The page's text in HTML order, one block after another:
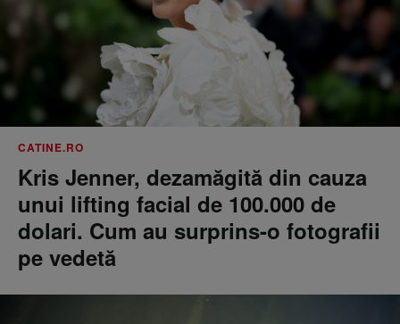
CATINE.RO
Kris Jenner, dezamăgită din cauza
unui lifting facial de 100.000 de
dolari. Cum au surprins-o fotografii
pe vedetă